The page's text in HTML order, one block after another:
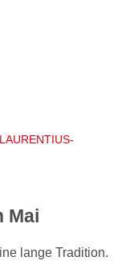
Mai
lange Tradition.